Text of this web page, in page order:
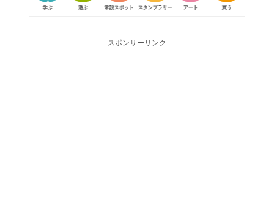
遊ぶ 常設スポット スタンプラリー アート 買う 体験する
スポンサーリンク